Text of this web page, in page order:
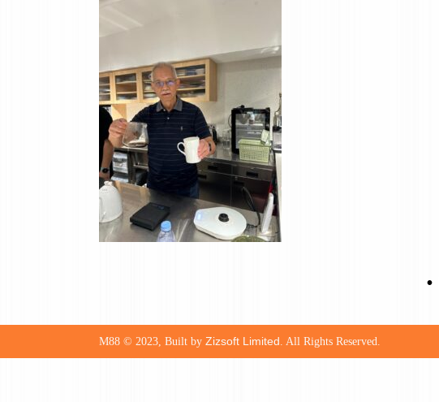
M88 © 2023, Built by Zizsoft Limited . All Rights Reserved.